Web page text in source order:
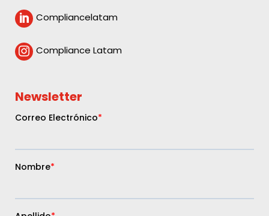
 Compliancelatam
 Compliance Latam
Newsletter